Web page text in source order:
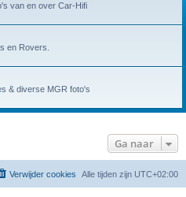
van en over Car-Hifi
en Rovers.
& diverse MGR foto's
Ga naar
Alle tijden zijn UTC+02:00
Verwijder cookies